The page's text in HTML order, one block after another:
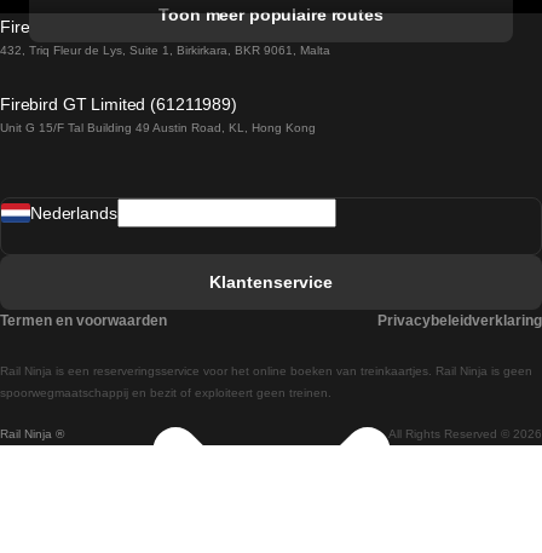
Treinen van Sevilla naar Barcelona
Treinen van Praag naar Wenen
Treinen van Wenen naar Salzburg
Treinen van Wenen naar Praag
Toon meer populaire routes
Firebird GT Limited (OC 1451)
432, Triq Fleur de Lys, Suite 1, Birkirkara, BKR 9061, Malta
Firebird GT Limited (61211989)
Unit G 15/F Tal Building 49 Austin Road, KL, Hong Kong
Rail Ninja ® All Rights Reserved © 2026
Rail Ninja is een reserveringsservice voor het online boeken van treinkaartjes. Rail Ninja is geen
spoorwegmaatschappij en bezit of exploiteert geen treinen.
Nederlands
Klantenservice
Termen en voorwaarden Privacybeleidverklaring